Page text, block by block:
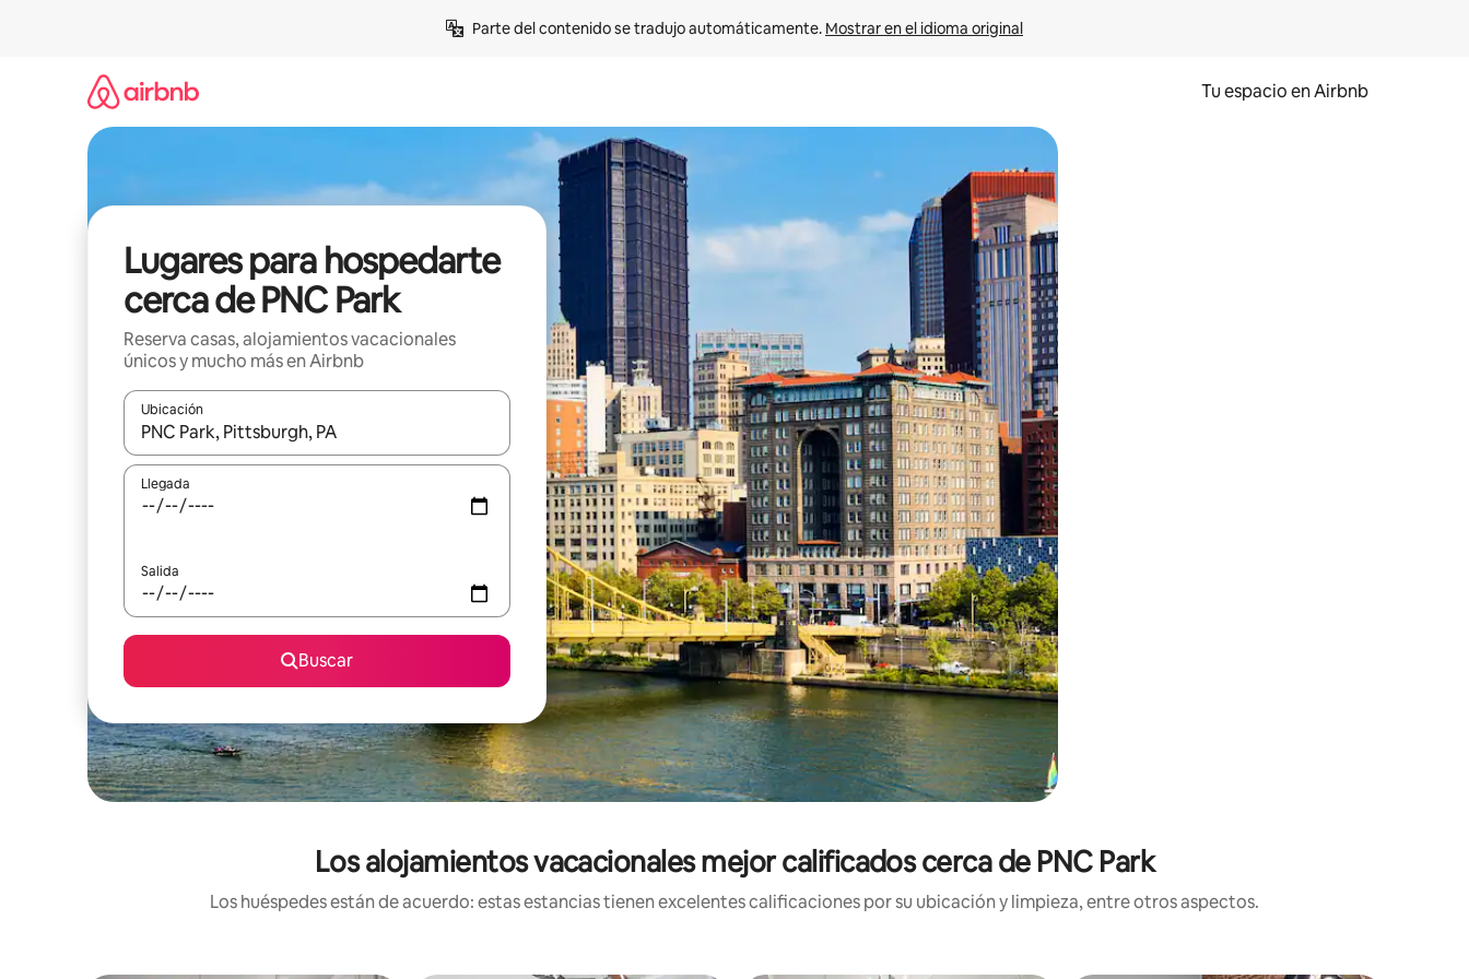
Parte del contenido se tradujo automáticamente. Mostrar en el idioma original
Tu espacio en Airbnb
Lugares para hospedarte
cerca de PNC Park
Reserva casas, alojamientos vacacionales
únicos y mucho más en Airbnb
Ubicación
Cuando los resultados estén disponibles, podrás navegar usando las teclas de las flechas hacia arriba y hacia abajo, o bien tocando y deslizando la pantalla.
Llegada
Salida
Buscar
Los alojamientos vacacionales mejor calificados cerca de PNC Park
Los huéspedes están de acuerdo: estas estancias tienen excelentes calificaciones por su ubicación y limpieza, entre otros aspectos.